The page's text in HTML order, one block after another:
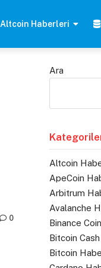
Altcoin Haberleri
0
Ara
Altcoin
ApeCoin
Arbitrum
Avalanche
Binance
Bitcoin
Bitcoin